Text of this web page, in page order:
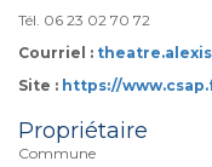
Tél. 06 23 02 70 72
Courriel :
Site : https://
Propriétaire
Commune